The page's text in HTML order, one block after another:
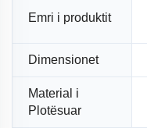
Emri i produktit
Dimensionet
Material i
Plotësuar